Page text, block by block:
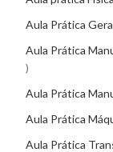
Aula Prática
Aula Prática
Aula Prática
Aula Prática
Aula Prática